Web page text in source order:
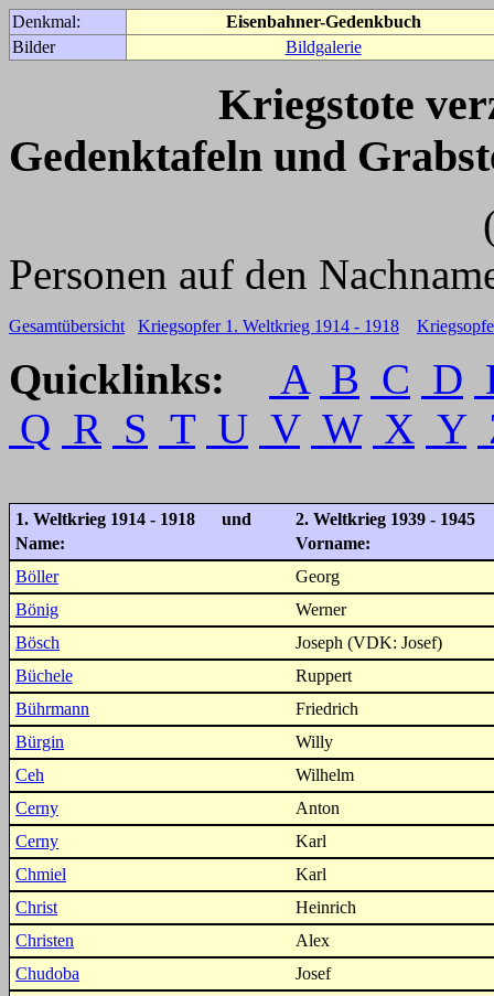
Denkmal:
Eisenbahner-Gedenkbuch
Bilder
Bildgalerie
Kriegstote
Gedenktafeln und
(Für weitere
Personen auf den
Gesamtübersicht Kriegsopfer 1. Weltkrieg 1914 - 1918
Quicklinks: A B C D
Q R S T U V W X Y
1. Weltkrieg 1914 - 1918 und
2. Weltkrieg 1939 - 1945
Name:
Vorname:
Böller
Georg
Bönig
Werner
Bösch
Joseph (VDK: Josef)
Büchele
Ruppert
Bührmann
Friedrich
Bürgin
Willy
Ceh
Wilhelm
Cerny
Anton
Cerny
Karl
Chmiel
Karl
Christ
Heinrich
Christen
Alex
Chudoba
Josef